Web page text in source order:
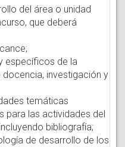
del área o unidad
que deberá
específicos de la
investigación y
temáticas
para las actividades del
bibliografía;
de desarrollo de los